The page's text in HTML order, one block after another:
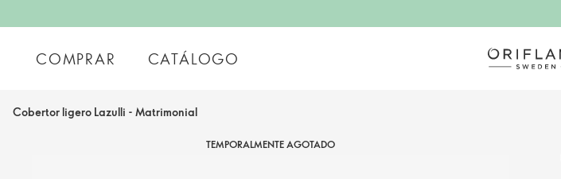
COMPRAR CATÁLOGO
Cobertor ligero Lazulli - Matrimonial
TEMPORALMENTE AGOTADO